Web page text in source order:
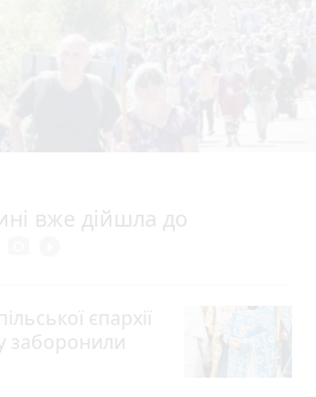
вже дійшла до
єпархії
заборонили